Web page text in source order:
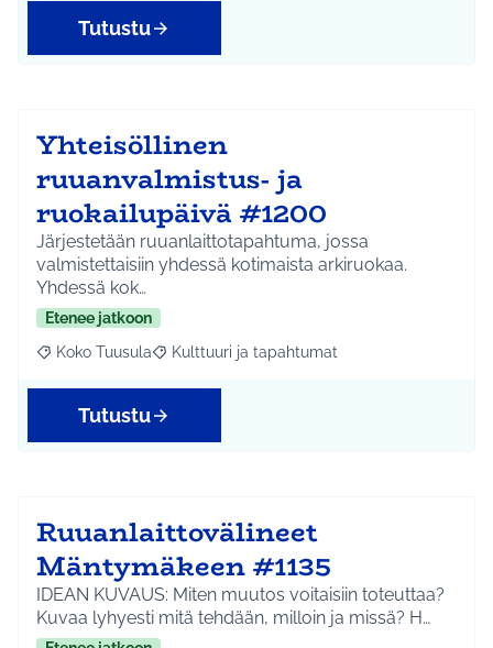
Tutustu
Yhteisöllinen
ruuanvalmistus- ja
ruokailupäivä #1200
Järjestetään ruuanlaittotapahtuma, jossa
valmistettaisiin yhdessä kotimaista arkiruokaa.
Yhdessä kok…
Etenee jatkoon
Rajaa tulokset aihepiirin mukaan: Koko Tuusula
Koko Tuusula Rajaa tulokset teeman mukaan: Kulttuuri ja
Kulttuuri ja tapahtumat
Tutustu
Ruuanlaittovälineet
Mäntymäkeen #1135
IDEAN KUVAUS: Miten muutos voitaisiin toteuttaa?
Kuvaa lyhyesti mitä tehdään, milloin ja missä? H…